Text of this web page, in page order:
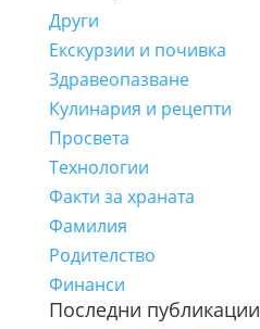
Други
Екскурзии и почивка
Здравеопазване
Кулинария и рецепти
Просвета
Технологии
Факти за храната
Фамилия
Родителство
Финанси
Последни публикации